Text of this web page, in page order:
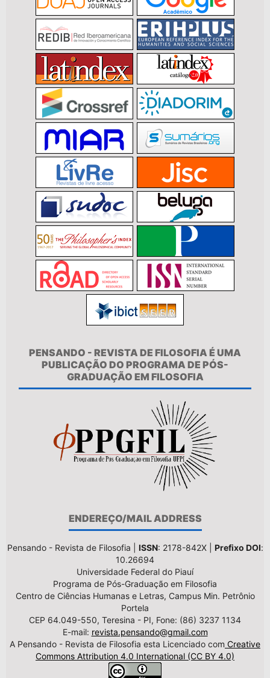
PENSANDO - REVISTA DE FILOSOFIA É UMA
PUBLICAÇÃO DO PROGRAMA DE PÓS-
GRADUAÇÃO EM FILOSOFIA
ENDEREÇO/MAIL ADDRESS
Pensando - Revista de Filosofia | ISSN: 2178-842X | Prefixo DOI:
10.26694
Universidade Federal do Piauí
Programa de Pós-Graduação em Filosofia
Centro de Ciências Humanas e Letras, Campus Min. Petrônio
Portela
CEP 64.049-550, Teresina - PI, Fone: (86) 3237 1134
E-mail: revista.pensando@gmail.com
A Pensando - Revista de Filosofia esta Licenciado com Creative
Commons Attribution 4.0 International (CC BY 4.0)